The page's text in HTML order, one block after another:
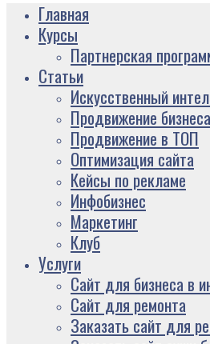
Главная
Курсы
Партнерская
Статьи
Искусственный
Продвижение бизнеса
Продвижение в ТОП
Оптимизация сайта
Кейсы по рекламе
Инфобизнес
Маркетинг
Клуб
Услуги
Сайт для бизнеса в
Сайт для ремонта
Заказать сайт для